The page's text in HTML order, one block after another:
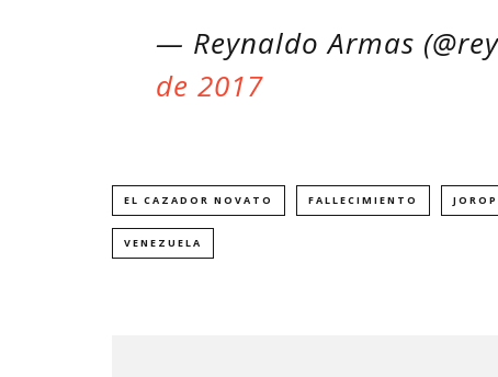
— Reynaldo Armas
de 2017
EL CAZADOR NOVATO FALLECIMIENTO
VENEZUELA